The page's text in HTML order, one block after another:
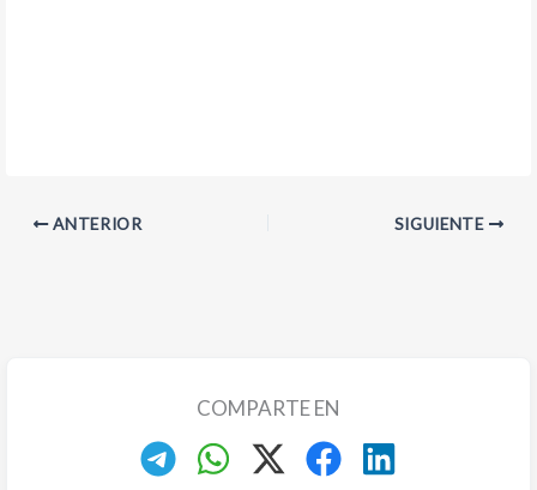
ANTERIOR SIGUIENTE
COMPARTE EN